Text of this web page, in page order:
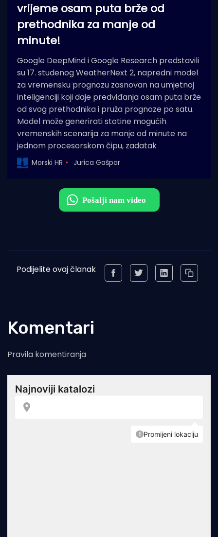
vrijeme osam puta brže od
prethodnika za manje od
minute!
Google DeepMind i Google Research predstavili
su 17. studenog WeatherNext 2, napredni model
za vremensku prognozu zasnovan na umjetnoj
inteligenciji koji daje predviđanja osam puta brže
od svog prethodnika i pruža prognoze po satu.
Model može generirati stotine mogućih
vremenskih scenarija za manje od minute na
jednom procesorskom čipu, zadatak
Morski HR Jurica Gašpar
Podijelite ovaj članak
Komentari
Pravila komentiranja